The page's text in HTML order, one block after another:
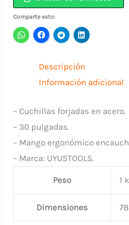
Corta
Remache
UYUSTOOLS
cantidad
Comparte esto:
Descripción
Información adicional
– Cuchillas forjadas en acero.
– 30 pulgadas.
– Mango ergonómico
– Marca: UYUSTOOLS.
Peso 1
Dimensiones